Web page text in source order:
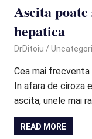
Ascita
hepatica
May 15, 2023
DrDitoiu
Cea mai
In afara de ciroza
ascita, unele mai
READ MORE